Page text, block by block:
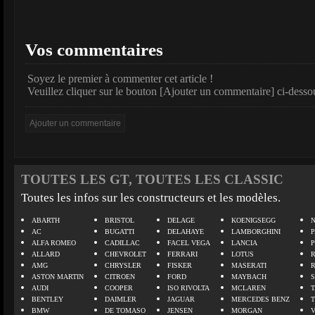
Vos commentaires
Soyez le premier à commenter cet article !
Veuillez cliquer sur le bouton [Ajouter un commentaire] ci-
TOUTES LES GT, TOUTES LES CLASSIC
Toutes les infos sur les constructeurs et les modèles.
ABARTH
AC
ALFA ROMEO
ALLARD
AMG
ASTON MARTIN
AUDI
BENTLEY
BMW
BRISTOL
BUGATTI
CADILLAC
CHEVROLET
CHRYSLER
CITROEN
COOPER
DAIMLER
DE TOMASO
DELAGE
DELAHAYE
FACEL VEGA
FERRARI
FISKER
FORD
ISO RIVOLTA
JAGUAR
JENSEN
KOENIGSEGG
LAMBORGHINI
LANCIA
LOTUS
MASERATI
MAYBACH
MCLAREN
MERCEDES BENZ
MORGAN